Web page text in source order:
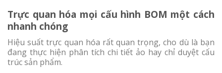
Trực quan hóa mọi cấu hình BOM một cách
nhanh chóng
Hiệu suất trực quan hóa rất quan trọng, cho dù là bạn
đang thực hiện phân tích chi tiết ảo hay chỉ duyệt cấu
trúc sản phẩm.